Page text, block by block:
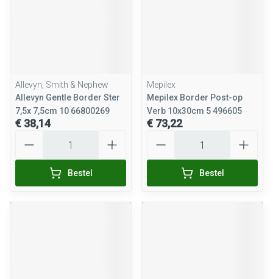
Allevyn, Smith & Nephew
Allevyn Gentle Border Ster
7,5x 7,5cm 10 66800269
€ 38,14
Bestel
Mepilex
Mepilex Border Post-op
Verb 10x30cm 5 496605
€ 73,22
Bestel